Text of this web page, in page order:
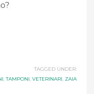
TAGGED UNDER:
,TAMPONI, VETERINARI, ZAIA